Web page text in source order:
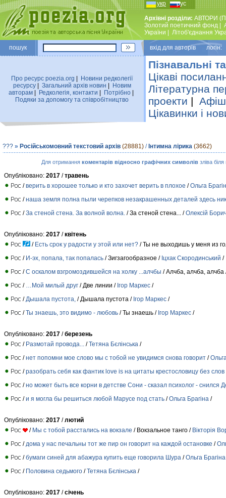
укр рус
Архівні розділи: АВТОРИ
Золотий поетичний фонд
України
Лiтоб'єднання
пошук вхiд для авторiв логін:
Про ресурс poezia.org
Новини редколегiї
ресурсу| Загальний архiв новин
Новим
авторам
Редколегiя, контакти Потрiбно
Подяки за допомогу та співробітництво
Пізнавальні
Цікаві
Літературна
проекти |
Цікавинки і
??? » Російськомовний текстовий архів (28881) / Інтимна лірика (3662)
Для отримання коментарів відносно графічних символів зліва
Опубліковано: 2017 /травень
/верить в хорошее только и кто захочет верить в плохое /Ольга
/наша земля полна пыли черепков незакрашенных деталей здесь
/За стеной стена. За волной волна. / За стеной стена... /Олексій
Опубліковано: 2017 /квітень
/ Есть срок у радости у этой или нет? / Ты не выходишь у меня из
/ И-эх, попала, так попалась / Зигзагообразное / Іцхак Скородинський /
/С оскалом взгромоздившейся на холку ...алчбы / Алчба, алчба,
/
…Мой милый друг / Две линии / Ігор Маркес /
/ Дышала пустота, / Дышала пустота / Ігор Маркес /
/Ты знаешь, это видимо - любовь / Ты знаешь / Ігор Маркес /
Опубліковано: 2017 /березень
/ Размотай провода... /Тетяна Бєлінська /
/нет попомни мое слово мы с тобой не увидимся снова говорит /
/разобрать себя как фантик love is на цитаты крестословицу без слов
/но может быть все корни в детстве Сони - сказал психолог - снился
/и я могла бы решиться любой Марусе под стать /Ольга Брагіна /
Опубліковано: 2017 /лютий
/ Мы с тобой расстались на вокзале / Вокзальное танго / Вікторія
/ дома у нас печальны тот же пир он говорит на каждой остановке /
/бумаги синей для абажура купить еще говорила Шура /Ольга Брагіна
/ Половина седьмого /Тетяна Бєлінська /
Опубліковано: 2017 /січень